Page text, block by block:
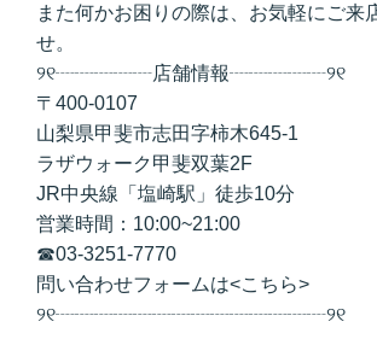
また何かお困りの際は、お気軽にご来
せ。
୨୧┈┈┈┈┈店舗情報┈┈┈┈┈୨୧
〒400-0107
山梨県甲斐市志田字柿木645-1
ラザウォーク甲斐双葉2F
JR中央線「塩崎駅」徒歩10分
営業時間：10:00~21:00
☎03-3251-7770
問い合わせフォームは<こちら>
୨୧┈┈┈┈┈┈┈┈┈┈┈┈┈┈୨୧